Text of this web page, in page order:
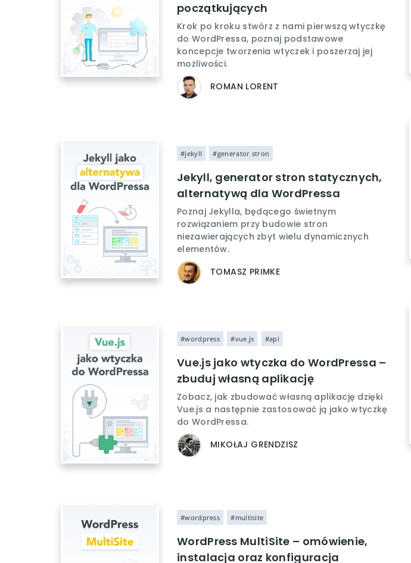
początkujących
Krok po kroku stwórz z nami pierwszą wtyczkę
do WordPressa, poznaj podstawowe
koncepcje tworzenia wtyczek i poszerzaj jej
możliwości.
ROMAN LORENT
#jekyll #generator stron
Jekyll, generator stron statycznych,
alternatywą dla WordPressa
Poznaj Jekylla, będącego świetnym
rozwiązaniem przy budowie stron
niezawierających zbyt wielu dynamicznych
elementów.
TOMASZ PRIMKE
#wordpress #vue.js #api
Vue.js jako wtyczka do WordPressa –
zbuduj własną aplikację
Zobacz, jak zbudować własną aplikację dzięki
Vue.js a następnie zastosować ją jako wtyczkę
do WordPressa.
MIKOŁAJ GRENDZISZ
#wordpress #multisite
WordPress MultiSite – omówienie,
instalacja oraz konfiguracja